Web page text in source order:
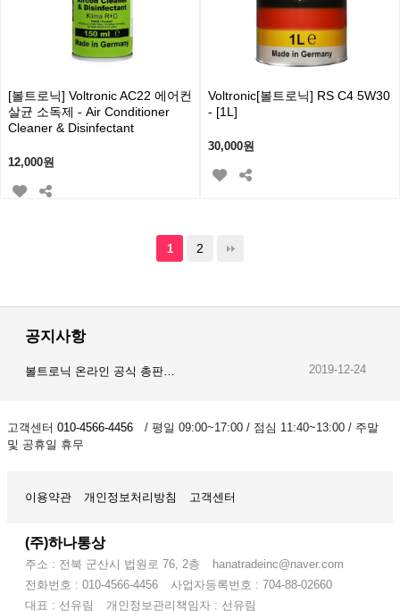
[볼트로닉] Voltronic AC22 에어컨
살균 소독제 - Air Conditioner
Cleaner & Disinfectant
12,000원
Voltronic[볼트로닉] RS C4 5W30
- [1L]
30,000원
1 2
공지사항
볼트로닉 온라인 공식 총판… 2019-12-24
고객센터 010-4566-4456 / 평일 09:00~17:00 / 점심 11:40~13:00 / 주말
및 공휴일 휴무
이용약관 개인정보처리방침 고객센터
(주)하나통상
주소 : 전북 군산시 법원로 76, 2층
hanatradeinc@naver.com
전화번호 : 010-4566-4456
사업자등록번호 : 704-88-02660
대표 : 선유림
개인정보관리책임자 : 선유림